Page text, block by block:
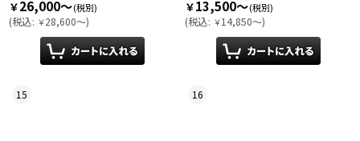
￥26,000～(税別)
(税込: ￥28,600～)
￥13,500～(税別)
(税込: ￥14,850～)
15 16